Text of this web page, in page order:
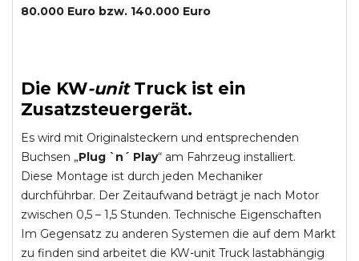
80.000 Euro bzw. 140.000 Euro
Die KW-unit Truckist ein
Zusatzsteuergerät.
Es wird mit Originalsteckern und entsprechenden
Buchsen „Plug `n´ Play“ am Fahrzeug installiert.
Diese Montage ist durch jeden Mechaniker
durchführbar. Der Zeitaufwand beträgt je nach Motor
zwischen 0,5 – 1,5 Stunden. Technische Eigenschaften
Im Gegensatz zu anderen Systemen die auf dem Markt
zu finden sind arbeitet die KW-unit Truck lastabhängig